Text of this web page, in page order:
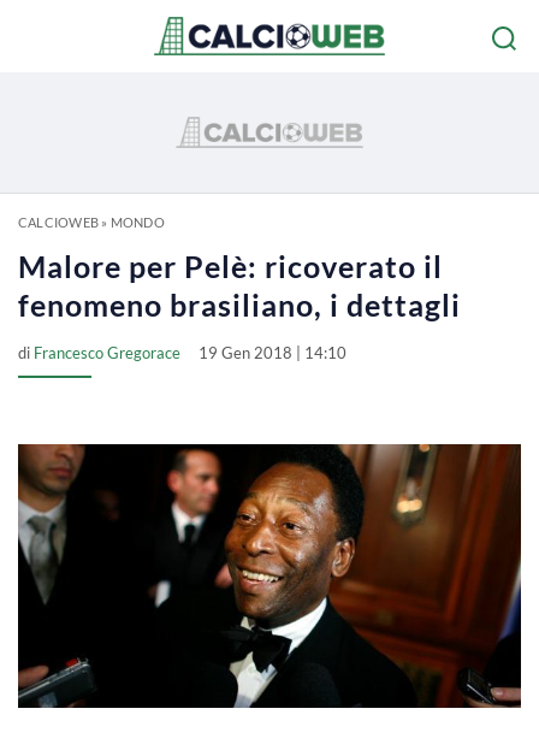
CALCIOWEB» MONDO
Malore per Pelè: ricoverato il
fenomeno brasiliano, i dettagli
di Francesco Gregorace 19 Gen 2018 | 14:10